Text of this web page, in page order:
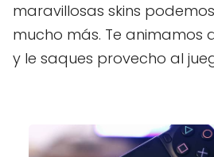
maravillosas skins
mucho más. Te animamos
y le saques provecho al